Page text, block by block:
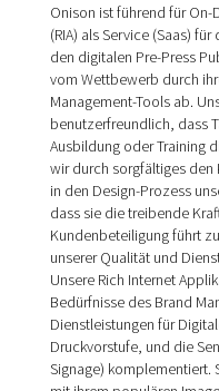
Onison ist führend für
(RIA) als Service (Saas)
den digitalen Pre-Press
vom Wettbewerb durch
Management-Tools ab.
benutzerfreundlich, dass
Ausbildung oder Training
wir durch sorgfältiges den
in den Design-Prozess
dass sie die treibende
Kundenbeteiligung führt
unserer Qualität und
Unsere Rich Internet
Bedürfnisse des Brand
Dienstleistungen für
Druckvorstufe, und die
Signage) komplementiert.